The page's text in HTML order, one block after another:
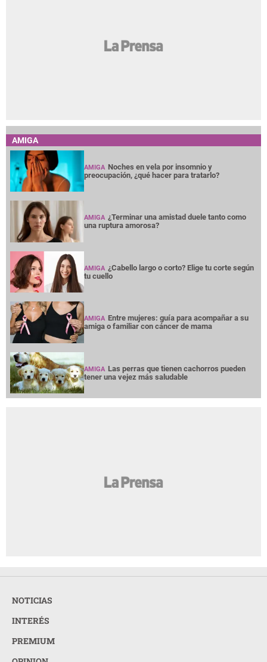
AMIGA
AMIGA Noches en vela por insomnio y
preocupación, ¿qué hacer para tratarlo?
AMIGA ¿Terminar una amistad duele tanto como
una ruptura amorosa?
AMIGA ¿Cabello largo o corto? Elige tu corte según
tu cuello
AMIGA Entre mujeres: guía para acompañar a su
amiga o familiar con cáncer de mama
AMIGA Las perras que tienen cachorros pueden
tener una vejez más saludable
NOTICIAS
INTERÉS
PREMIUM